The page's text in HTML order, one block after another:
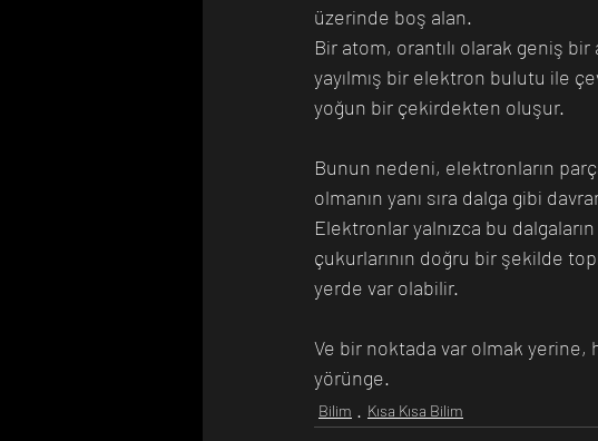
Bilim Tarihinde Bugün Günün Bilim İnsanı
üzerinde boş alan.
Bir atom, orantılı olarak geniş bir
yayılmış bir elektron bulutu ile
yoğun bir çekirdekten oluşur.
Bunun nedeni, elektronların
olmanın yanı sıra dalga gibi
Elektronlar yalnızca bu
çukurlarının doğru bir şekilde
yerde var olabilir.
Ve bir noktada var olmak yerine,
yörünge.
Bilim Kısa Kısa Bilim